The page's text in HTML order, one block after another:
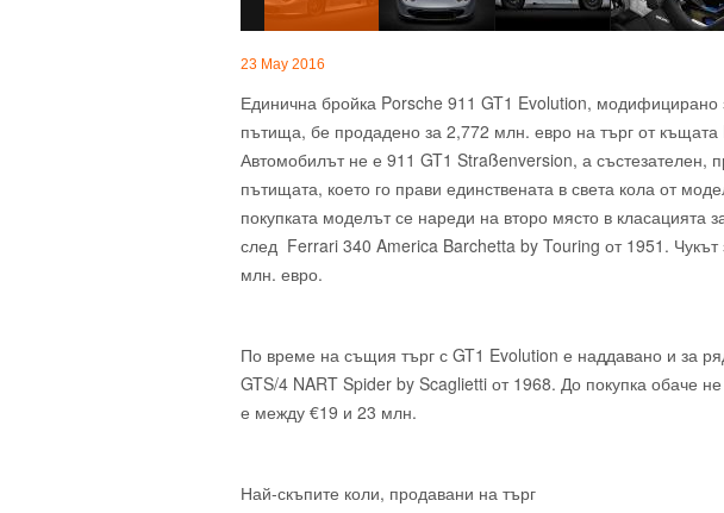
23 May 2016
Единична бройка Porsche 911 GT1 Evolution, модифицирано
пътища, бе продадено за 2,772 млн. евро на търг от къщата
Автомобилът не е 911 GT1 Straßenversion, а състезателен,
пътищата, което го прави единствената в света кола от
покупката моделът се нареди на второ място в класацията
след Ferrari 340 America Barchetta by Touring от 1951. Чукът
млн. евро.
По време на същия търг с GT1 Evolution е наддавано и за
GTS/4 NART Spider by Scaglietti от 1968. До покупка обаче
е между €19 и 23 млн.
Най-скъпите коли, продавани на търг